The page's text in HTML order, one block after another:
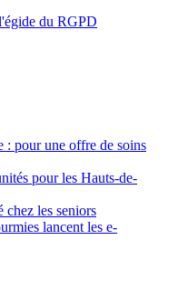
du RGPD
pour une offre de soins
pour les Hauts-de-
les seniors
lancent les e-